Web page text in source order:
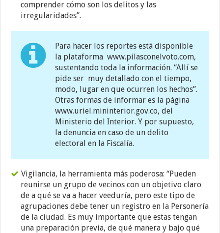
comprender cómo son los delitos y las
irregularidades”.
Para hacer los reportes está disponible
la plataforma www.pilasconelvoto.com,
sustentando toda la información. “Allí se
pide ser muy detallado con el tiempo,
modo, lugar en que ocurren los hechos”.
Otras formas de informar es la página
www.uriel.mininterior.gov.co, del
Ministerio del Interior. Y por supuesto,
la denuncia en caso de un delito
electoral en la Fiscalía.
Vigilancia, la herramienta más poderosa: “Pueden
reunirse un grupo de vecinos con un objetivo claro
de a qué se va a hacer veeduría, pero este tipo de
agrupaciones debe tener un registro en la Personería
de la ciudad. Es muy importante que estas tengan
una preparación previa, de qué manera y bajo qué